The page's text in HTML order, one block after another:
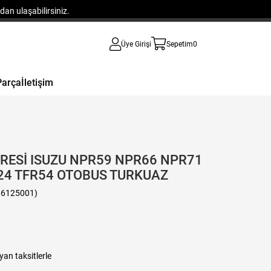
ulaşabilirsiniz.
Üye Girişi Sepetim0
İletişim
ISUZU NPR59 NPR66 NPR71
TFR54 OTOBUS TURKUAZ
taksitlerle